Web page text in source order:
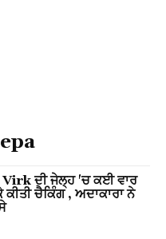
ਦੀ ਜੇਲ੍ਹ 'ਚ ਕਈ ਵਾਰ
ਚੈਕਿੰਗ , ਅਦਾਕਾਰਾ ਨੇ